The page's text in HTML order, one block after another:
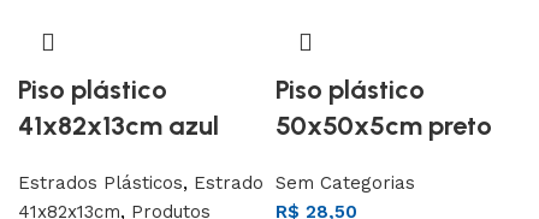
Piso plástico
41x82x13cm azul
Estrados Plásticos, Estrado
41x82x13cm, Produtos
Piso plástico
50x50x5cm preto
Sem Categorias
R$ 28,50